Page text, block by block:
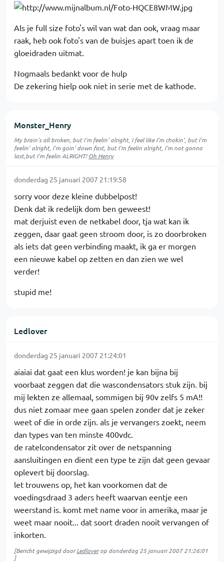
Als je full size foto's wil van wat dan ook, vraag maar
raak, heb ook foto's van de buisjes apart toen ik de
gloeidraden uitmat.
Nogmaals bedankt voor de hulp
De zekering hielp ook niet in serie met de kathode.
Monster_Henry
My brain's all broken, but I'm feelin' alright, I feel like I'm chokin', but I'm
feelin' alright, I'm goin' down fast, but I'm feelin alright, I'm not gonna
last,but I'm feelin ALRIGHT!Oh Henry
donderdag 25 januari 2007 21:19:58
sorry voor deze kleine dubbelpost!
Denk dat ik redelijk dom ben geweest!
mat derjuist even de netkabel door, tja wat kan ik
zeggen, daar gaat geen stroom door, is zo doorbroken
als iets dat geen verbinding maakt, ik ga er morgen
een nieuwe kabel op zetten en dan zien we wel
verder!
stupid me!
Ledlover
donderdag 25 januari 2007 21:24:01
aiaiai dat gaat een klus worden! je kan bijna bij
voorbaat zeggen dat die wascondensators stuk zijn. bij
mij lekten ze allemaal, sommigen bij 90v zelfs 5 mA!!
dus niet zomaar mee gaan spelen zonder dat je zeker
weet of die in orde zijn. als je vervangers zoekt, neem
dan types van ten minste 400vdc.
de ratelcondensator zit over de netspanning
aansluitingen en dient een type te zijn dat geen gevaar
oplevert bij doorslag.
let trouwens op, het kan voorkomen dat de
voedingsdraad 3 aders heeft waarvan eentje een
weerstand is. komt met name voor in amerika, maar je
weet maar nooit... dat soort draden nooit vervangen of
inkorten.
[Bericht gewijzigd doorLedloverop donderdag 25 januari 2007 21:26:01
]